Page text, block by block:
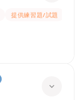
提供練習題/試題